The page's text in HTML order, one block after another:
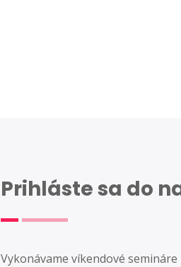
Prihláste sa do
Vykonávame víkendové